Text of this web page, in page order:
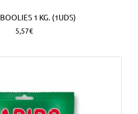
MORAS BOOLIES 1 KG. (1UDS)
5,57€